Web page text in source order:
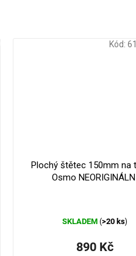
Plochý štětec 150mm na
Osmo
SKLADEM (>20 ks)
890 Kč
Kód: